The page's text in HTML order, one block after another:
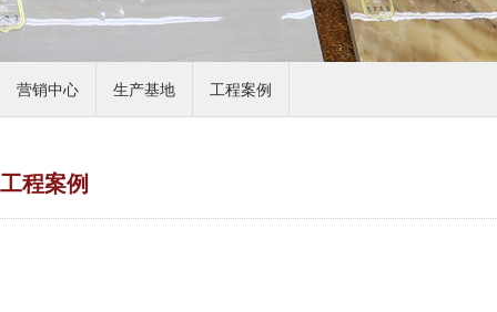
营销中心 生产基地 工程案例
工程案例